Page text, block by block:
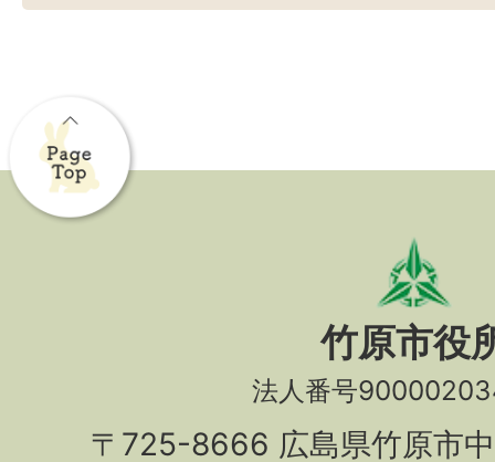
竹原市役
法人番号
〒725-8666 広島県竹原市